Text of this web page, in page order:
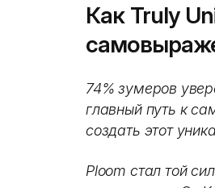
Как Truly
74% зумеров
главный путь к
создать этот
Ploom стал той